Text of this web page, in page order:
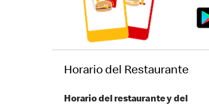
Horario del Restaurante
Horario del restaurante y del